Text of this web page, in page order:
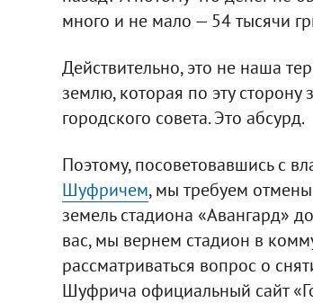
много и не мало — 54 тысячи
Действительно, это не наша
землю, которая по эту
городского совета. Это абсурд.
Поэтому, посоветовавшись с
Шуфричем, мы требуем
земель стадиона «Авангард»
вас, мы вернем стадион в
рассматриваться вопрос о
Шуфрича официальный сайт